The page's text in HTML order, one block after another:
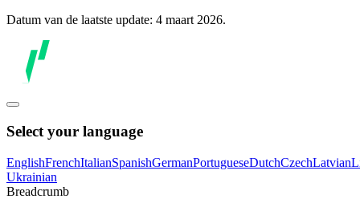
Datum van de laatste update: 4 maart 2026.
Select your language
EnglishFrenchItalianSpanishGermanPortugueseDutchCzechLatvian
Ukrainian
Breadcrumb